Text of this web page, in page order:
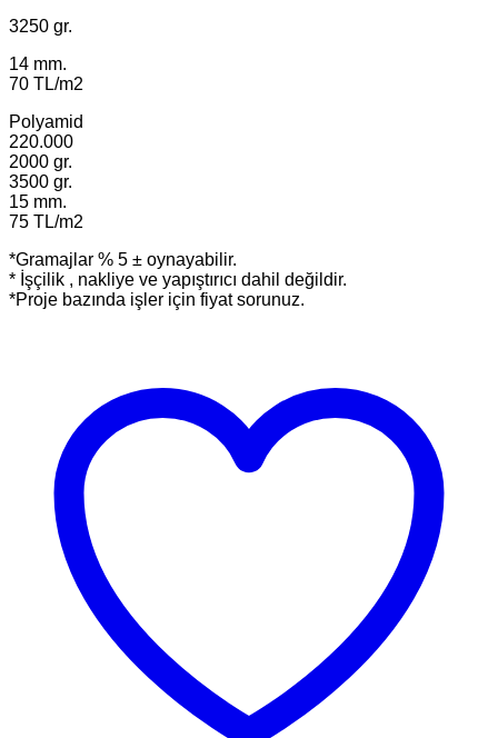
3250 gr.
14 mm.
70 TL/m2
Polyamid
220.000
2000 gr.
3500 gr.
15 mm.
75 TL/m2
*Gramajlar % 5 ± oynayabilir.
* İşçilik , nakliye ve yapıştırıcı dahil değildir.
*Proje bazında işler için fiyat sorunuz.